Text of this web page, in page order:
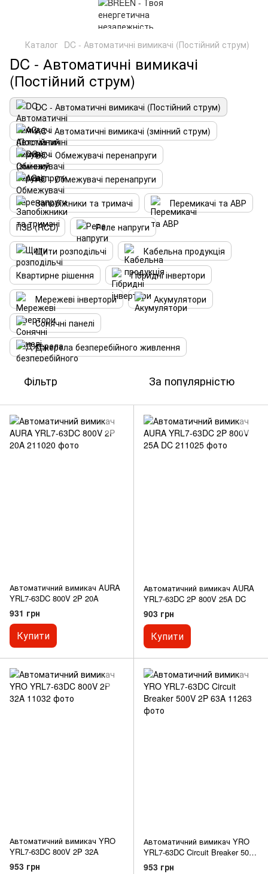
Каталог DC - Автоматичні вимикачі (Постійний струм)
DC - Автоматичні вимикачі
(Постійний струм)
DC - Автоматичні вимикачі (Постійний струм)
AC - Автоматичні вимикачі (змінний струм)
DC - Обмежувачі перенапруги
AC - Обмежувачі перенапруги
Запобіжники та тримачі
Перемикачі та АВР
ПЗВ (RCD)
Реле напруги
Щити розподільчі
Кабельна продукція
Квартирне рішення
Гібридні інвертори
Мережеві інвертори
Акумулятори
Сонячні панелі
Джерела безперебійного живлення
Фільтр За популярністю
Автоматичний вимикач AURA
YRL7-63DC 800V 2P 20A
931 грн
Купити
Автоматичний вимикач AURA
YRL7-63DC 2P 800V 25A DC
903 грн
Купити
Автоматичний вимикач YRO
YRL7-63DC 800V 2P 32A
953 грн
Автоматичний вимикач YRO
YRL7-63DC Circuit Breaker 500V
2P 63A
953 грн